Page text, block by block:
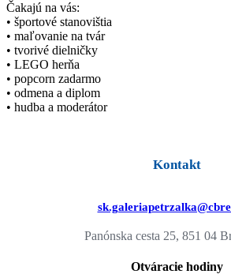
Čakajú na vás:
• športové stanovištia
• maľovanie na tvár
• tvorivé dielničky
• LEGO herňa
• popcorn zadarmo
• odmena a diplom
• hudba a moderátor
Kontakt
Panónska cesta 25, 851 04
Otváracie hodiny